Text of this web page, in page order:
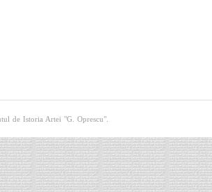
de Istoria Artei "G. Oprescu".